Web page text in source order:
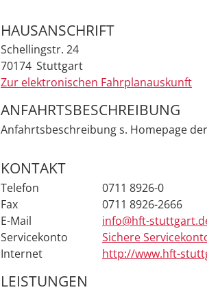
HAUSANSCHRIFT
Schellingstr. 24
70174 Stuttgart
Zur elektronischen Fahrplanauskunft
ANFAHRTSBESCHREIBUNG
Anfahrtsbeschreibung s. Homepage
KONTAKT
Telefon
0711 8926-0
Fax
0711 8926-2666
E-Mail
info@hft-
Servicekonto
Sichere
Internet
http://www.hft-
LEISTUNGEN